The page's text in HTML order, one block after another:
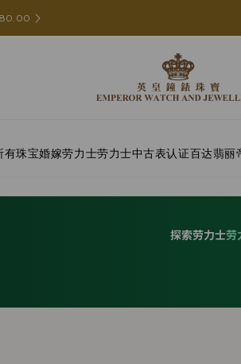
有珠宝婚嫁劳力士劳力士中古表认证百达翡丽
探索劳力士劳